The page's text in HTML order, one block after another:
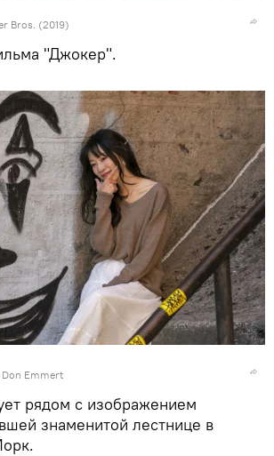
Bros. (2019)
"Джокер".
Emmert
рядом с изображением
знаменитой лестнице в